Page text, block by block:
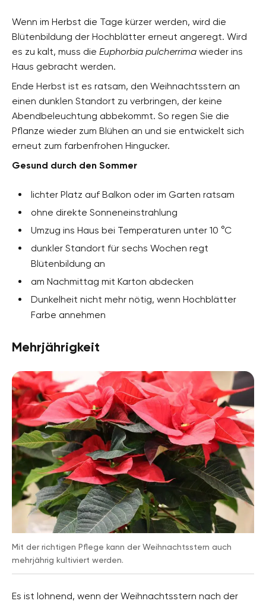
Wenn im Herbst die Tage kürzer werden, wird die
Blütenbildung der Hochblätter erneut angeregt. Wird
es zu kalt, muss die Euphorbia pulcherrima wieder ins
Haus gebracht werden.
Ende Herbst ist es ratsam, den Weihnachtsstern an
einen dunklen Standort zu verbringen, der keine
Abendbeleuchtung abbekommt. So regen Sie die
Pflanze wieder zum Blühen an und sie entwickelt sich
erneut zum farbenfrohen Hingucker.
Gesund durch den Sommer
lichter Platz auf Balkon oder im Garten ratsam
ohne direkte Sonneneinstrahlung
Umzug ins Haus bei Temperaturen unter 10 °C
dunkler Standort für sechs Wochen regt
Blütenbildung an
am Nachmittag mit Karton abdecken
Dunkelheit nicht mehr nötig, wenn Hochblätter
Farbe annehmen
Mehrjährigkeit
Mit der richtigen Pflege kann der Weihnachtsstern auch
mehrjährig kultiviert werden.
Es ist lohnend, wenn der Weihnachtsstern nach der